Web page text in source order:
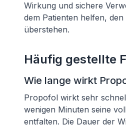
Wirkung und sichere
dem Patienten helfen,
überstehen.
Häufig gestellte
Wie lange wirkt
Propofol wirkt sehr
wenigen Minuten seine
entfalten. Die Dauer der